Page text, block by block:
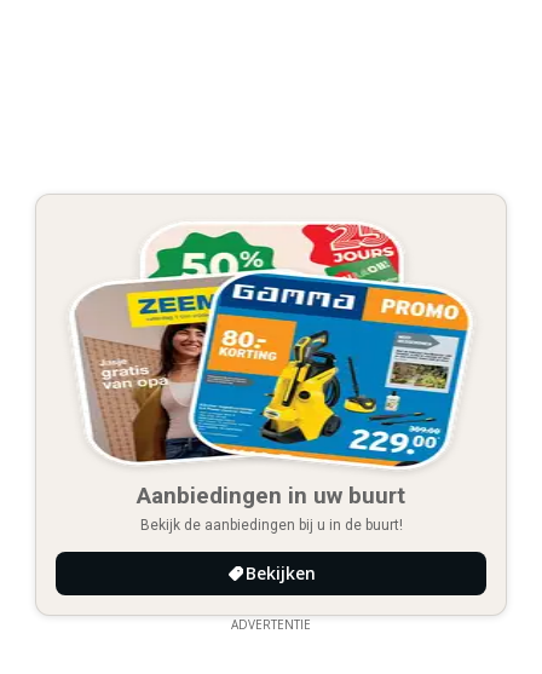
Aanbiedingen in uw buurt
Bekijk de aanbiedingen bij u in de buurt!
Bekijken
ADVERTENTIE